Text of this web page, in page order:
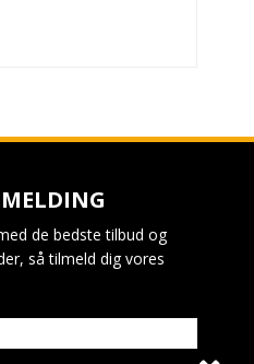
de bedste tilbud og
så tilmeld dig vores